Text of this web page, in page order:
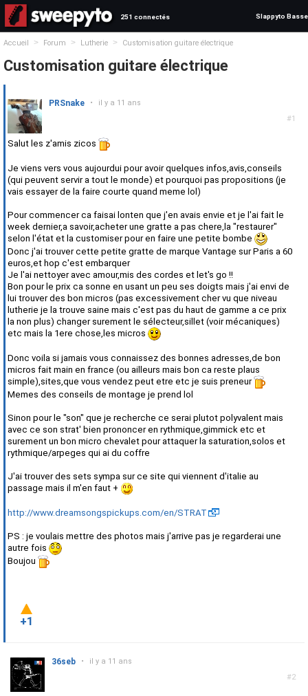
251 connectés Slappyto Basse
Accueil > Forum > Lutherie > Customisation guitare électrique
Customisation guitare électrique
#1
PRSnake • il y a 11 ans
Salut les z'amis zicos
Je viens vers vous aujourdui pour avoir quelques infos,avis,conseils
(qui peuvent servir a tout le monde) et pourquoi pas propositions (je
vais essayer de la faire courte quand meme lol)
Pour commencer ca faisai lonten que j'en avais envie et je l'ai fait le
week dernier,a savoir,acheter une gratte a pas chere,la "restaurer"
selon l'état et la customiser pour en faire une petite bombe
Donc j'ai trouver cette petite gratte de marque Vantage sur Paris a 60
euros,et hop c'est embarquer
Je l'ai nettoyer avec amour,mis des cordes et let's go !!
Bon pour le prix ca sonne en usant un peu ses doigts mais j'ai envi de
lui trouver des bon micros (pas excessivement cher vu que niveau
lutherie je la trouve saine mais c'est pas du haut de gamme a ce prix
la non plus) changer surement le sélecteur,sillet (voir mécaniques)
etc mais la 1ere chose,les micros
Donc voila si jamais vous connaissez des bonnes adresses,de bon
micros fait main en france (ou ailleurs mais bon ca reste plaus
simple),sites,que vous vendez peut etre etc je suis preneur
Memes des conseils de montage je prend lol
Sinon pour le "son" que je recherche ce serai plutot polyvalent mais
avec ce son strat' bien prononcer en rythmique,gimmick etc et
surement un bon micro chevalet pour attaquer la saturation,solos et
rythmique/arpeges qui ai du coffre
J'ai trouver des sets sympa sur ce site qui viennent d'italie au
passage mais il m'en faut +
http://www.dreamsongspickups.com/en/STRAT
PS : je voulais mettre des photos mais j'arrive pas je regarderai une
autre fois
Boujou
+1
#2
36seb • il y a 11 ans